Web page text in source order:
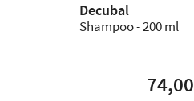
Decubal
Shampoo - 200 ml
74,00